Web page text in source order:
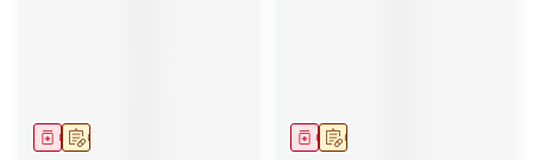
Op voorschrift
Geneesmiddel Op voorschrift
Geneesmiddel